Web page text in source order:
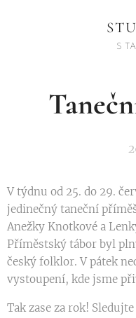
S
V týdnu od 25. do 29.
jedinečný taneční
Anežky Knotkové a
Příměstský tábor byl
český folklor. V pátek
vystoupení, kde jsme
Tak zase za rok!